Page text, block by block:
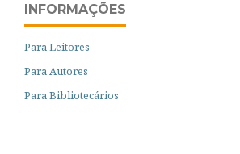
INFORMAÇÕES
Para Leitores
Para Autores
Para Bibliotecários